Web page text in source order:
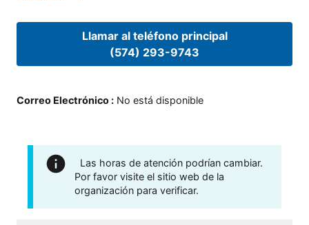
Llamar al teléfono principal
(574) 293-9743
Correo Electrónico : No está disponible
Las horas de atención podrían cambiar.
Por favor visite el sitio web de la
organización para verificar.